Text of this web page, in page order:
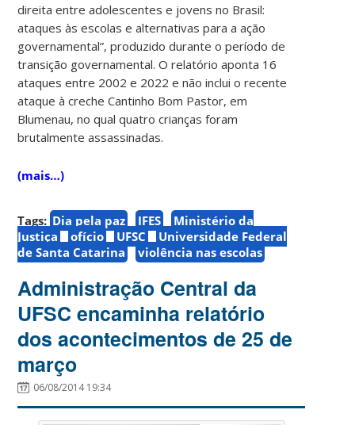
direita entre adolescentes e jovens no Brasil:
ataques às escolas e alternativas para a ação
governamental”, produzido durante o período de
transição governamental. O relatório aponta 16
ataques entre 2002 e 2022 e não inclui o recente
ataque à creche Cantinho Bom Pastor, em
Blumenau, no qual quatro crianças foram
brutalmente assassinadas.
(mais…)
Tags: Dia pela paz IFES
Ministério da
Justiça
ofício UFSC
Universidade Federal
de Santa Catarina
violência nas escolas
Administração Central da
UFSC encaminha relatório
dos acontecimentos de 25 de
março
06/08/2014 19:34